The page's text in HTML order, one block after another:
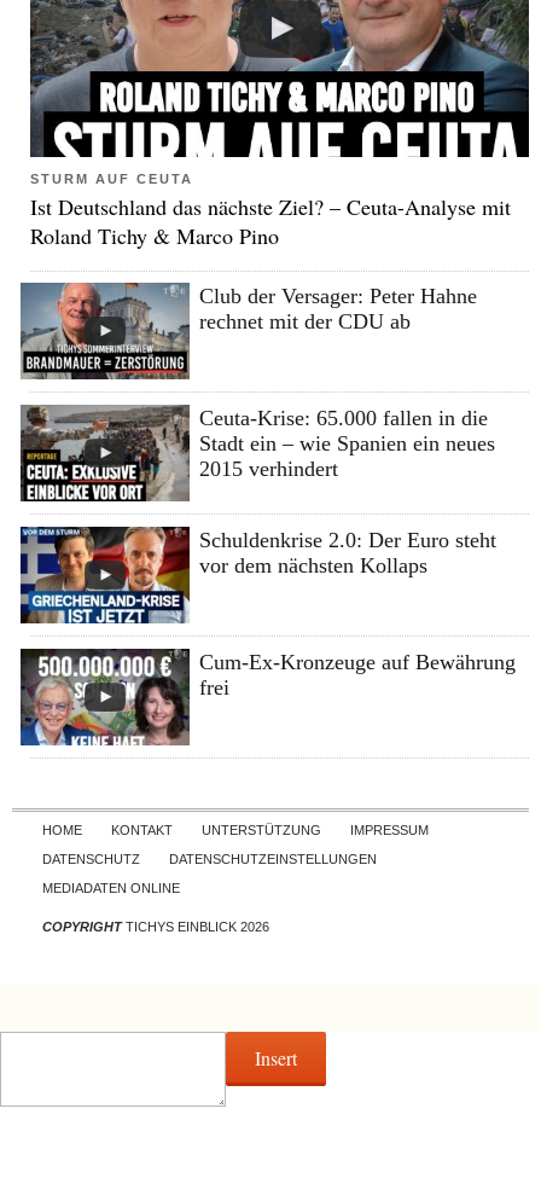
STURM AUF CEUTA
Ist Deutschland das nächste Ziel? – Ceuta-Analyse mit
Roland Tichy & Marco Pino
Club der Versager: Peter Hahne
rechnet mit der CDU ab
Ceuta-Krise: 65.000 fallen in die
Stadt ein – wie Spanien ein neues
2015 verhindert
Schuldenkrise 2.0: Der Euro steht
vor dem nächsten Kollaps
Cum-Ex-Kronzeuge auf Bewährung
frei
Skip to content
HOME KONTAKT UNTERSTÜTZUNG
IMPRESSUM
DATENSCHUTZ
DATENSCHUTZEINSTELLUNGEN
MEDIADATEN ONLINE
COPYRIGHTTICHYS EINBLICK 2026
Insert